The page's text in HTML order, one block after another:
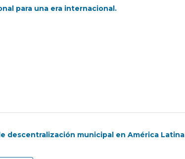
para una era internacional.
descentralización municipal en América Latina